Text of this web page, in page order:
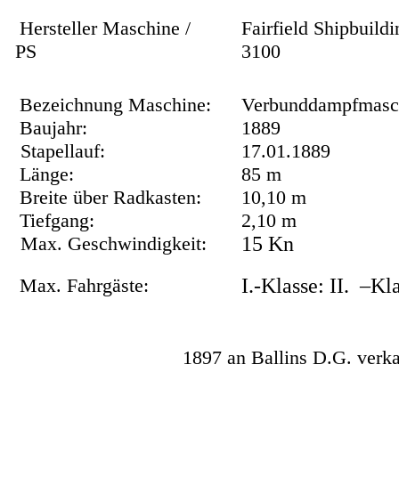
Hersteller Maschine /
PS
Fairfield
3100
Bezeichnung Maschine:
Baujahr:
1889
Stapellauf:
17.01.1889
Länge:
85 m
Breite über Radkasten:
10,10 m
Tiefgang:
2,10 m
Max. Geschwindigkeit:
15 Kn
Max. Fahrgäste: I.-Klasse: II.
1897 an Ballins D.G.